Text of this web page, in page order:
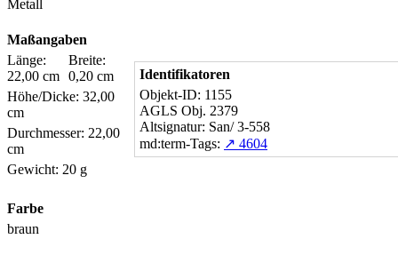
Metall
Maßangaben
Länge:
22,00 cm
Breite:
0,20 cm
Höhe/Dicke: 32,00
cm
Durchmesser: 22,00
cm
Gewicht: 20 g
Farbe
braun
Identifikatoren
Objekt-ID: 1155
AGLS Obj. 2379
Altsignatur: San/ 3-558
md:term-Tags: ↗ 4604